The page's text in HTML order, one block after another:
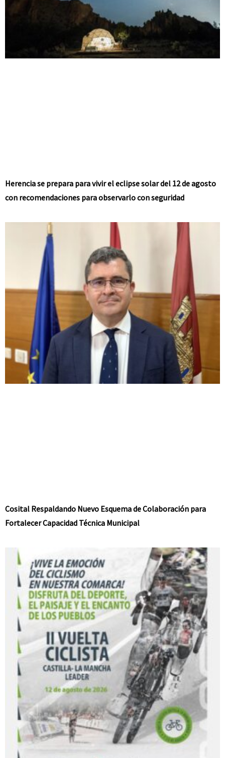
Herencia se prepara para vivir el eclipse solar del 12 de agosto
con recomendaciones para observarlo con seguridad
Cosital Respaldando Nuevo Esquema de Colaboración para
Fortalecer Capacidad Técnica Municipal